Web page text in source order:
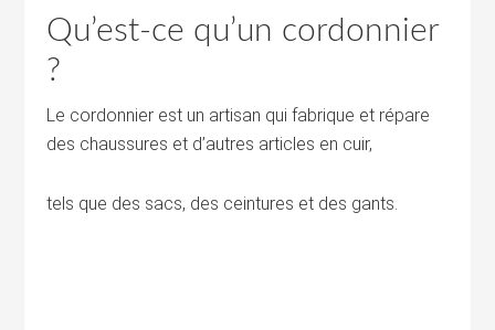
Qu’est-ce qu’un cordonnier
?
Le cordonnier est un artisan qui fabrique et répare
des chaussures et d’autres articles en cuir,
tels que des sacs, des ceintures et des gants.